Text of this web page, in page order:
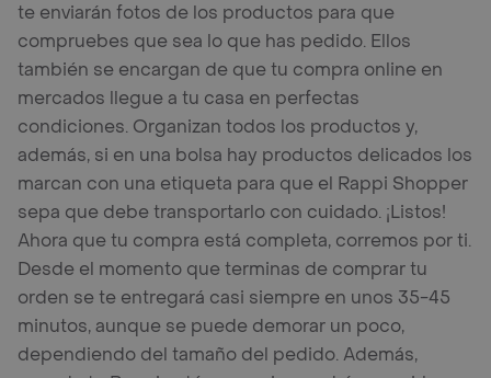
te enviarán fotos de los productos para que
compruebes que sea lo que has pedido. Ellos
también se encargan de que tu compra online en
mercados llegue a tu casa en perfectas
condiciones. Organizan todos los productos y,
además, si en una bolsa hay productos delicados los
marcan con una etiqueta para que el Rappi Shopper
sepa que debe transportarlo con cuidado. ¡Listos!
Ahora que tu compra está completa, corremos por ti.
Desde el momento que terminas de comprar tu
orden se te entregará casi siempre en unos 35-45
minutos, aunque se puede demorar un poco,
dependiendo del tamaño del pedido. Además,